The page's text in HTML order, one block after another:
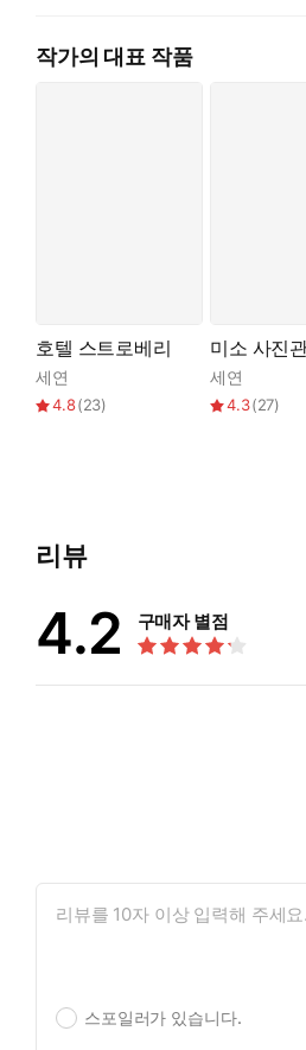
“오빠가 너무 좋은데, 저한테는
작가의 대표 작품
호텔 스트로베리
세연
4.8(23)
미소 사진
세연
4.3(27)
리뷰
4.2 구매자 별점
스포일러가 있습니다.